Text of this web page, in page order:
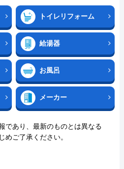
トイレリフォーム
給湯器
お風呂
メーカー
であり、最新のものとは異なる
めご了承ください。